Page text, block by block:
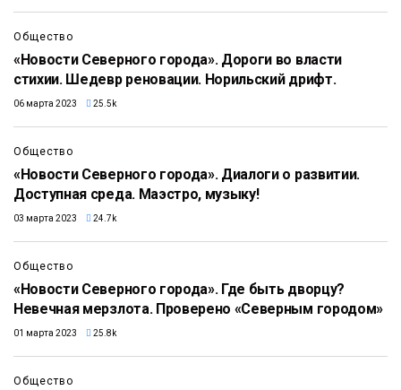
28:08
Общество
«Новости Северного города». Дороги во власти
стихии. Шедевр реновации. Норильский дрифт.
06 марта 2023 25.5k
23:46
Общество
«Новости Северного города». Диалоги о развитии.
Доступная среда. Маэстро, музыку!
03 марта 2023 24.7k
27:04
Общество
«Новости Северного города». Где быть дворцу?
Невечная мерзлота. Проверено «Северным городом»
01 марта 2023 25.8k
12:27
Общество